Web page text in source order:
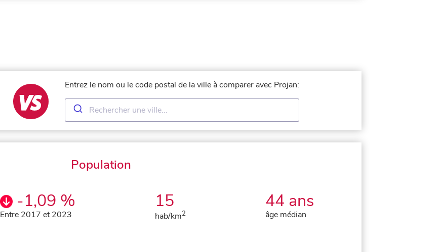
Entrez le nom ou le code postal de la ville à comparer avec Projan:
Population
-1,09 %
Entre 2017 et 2023
15
hab/km2
44 ans
âge médian